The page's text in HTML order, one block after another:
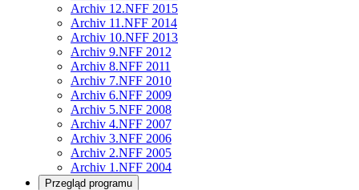
Archiv 12.NFF 2015
Archiv 11.NFF 2014
Archiv 10.NFF 2013
Archiv 9.NFF 2012
Archiv 8.NFF 2011
Archiv 7.NFF 2010
Archiv 6.NFF 2009
Archiv 5.NFF 2008
Archiv 4.NFF 2007
Archiv 3.NFF 2006
Archiv 2.NFF 2005
Archiv 1.NFF 2004
Przegląd programu